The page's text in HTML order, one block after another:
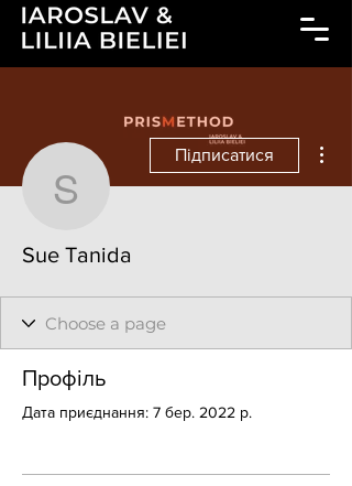
Sue Tanida
Підписатися
Sue Tanida
Профіль
Дата приєднання: 7 бер. 2022 р.